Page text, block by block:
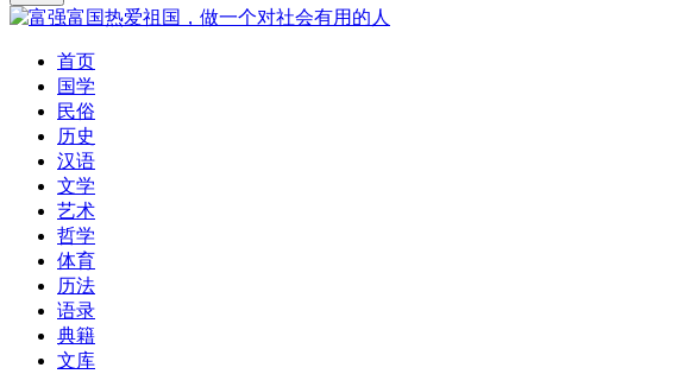
首页
国学
民俗
历史
汉语
文学
艺术
哲学
体育
历法
语录
典籍
文库